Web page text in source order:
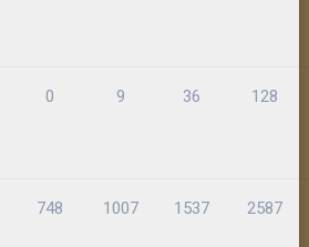
0 9 36 128
748 1007 1537 2587